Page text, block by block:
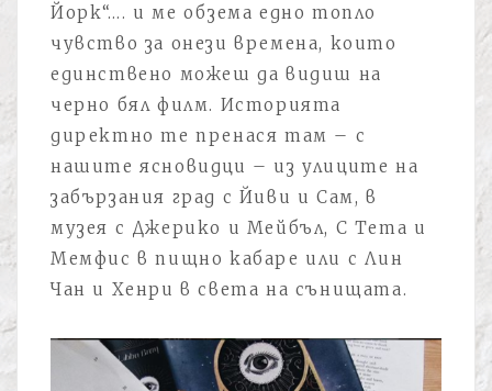
Йорк“…. и ме обзема едно топло
чувство за онези времена, които
единствено можеш да видиш на
черно бял филм. Историята
директно те пренася там – с
нашите ясновидци – из улиците на
забързания град с Йиви и Сам, в
музея с Джерико и Мейбъл, С Тета и
Мемфис в пищно кабаре или с Лин
Чан и Хенри в света на сънищата.